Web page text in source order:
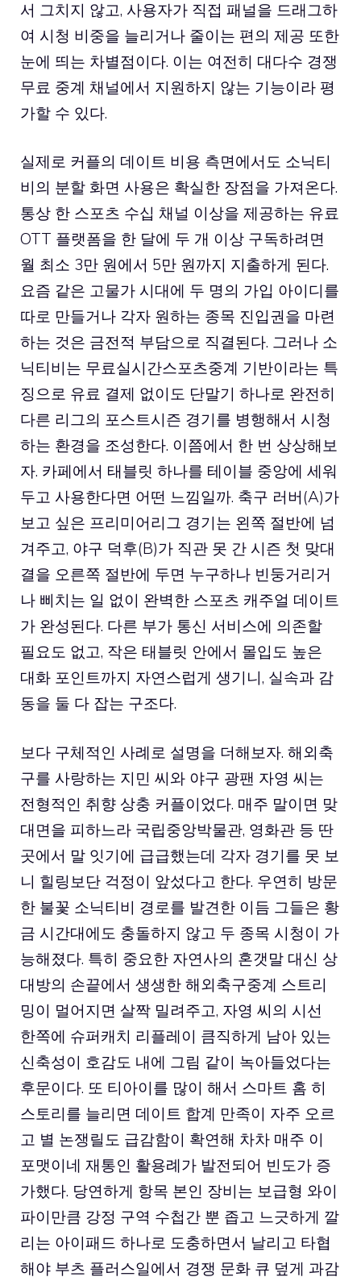
서 그치지 않고, 사용자가 직접 패널을 드래그하
여 시청 비중을 늘리거나 줄이는 편의 제공 또한
눈에 띄는 차별점이다. 이는 여전히 대다수 경쟁
무료 중계 채널에서 지원하지 않는 기능이라 평
가할 수 있다.
실제로 커플의 데이트 비용 측면에서도 소닉티
비의 분할 화면 사용은 확실한 장점을 가져온다.
통상 한 스포츠 수십 채널 이상을 제공하는 유료
OTT 플랫폼을 한 달에 두 개 이상 구독하려면
월 최소 3만 원에서 5만 원까지 지출하게 된다.
요즘 같은 고물가 시대에 두 명의 가입 아이디를
따로 만들거나 각자 원하는 종목 진입권을 마련
하는 것은 금전적 부담으로 직결된다. 그러나 소
닉티비는 무료실시간스포츠중계 기반이라는 특
징으로 유료 결제 없이도 단말기 하나로 완전히
다른 리그의 포스트시즌 경기를 병행해서 시청
하는 환경을 조성한다. 이쯤에서 한 번 상상해보
자. 카페에서 태블릿 하나를 테이블 중앙에 세워
두고 사용한다면 어떤 느낌일까. 축구 러버(A)가
보고 싶은 프리미어리그 경기는 왼쪽 절반에 넘
겨주고, 야구 덕후(B)가 직관 못 간 시즌 첫 맞대
결을 오른쪽 절반에 두면 누구하나 빈둥거리거
나 삐치는 일 없이 완벽한 스포츠 캐주얼 데이트
가 완성된다. 다른 부가 통신 서비스에 의존할
필요도 없고, 작은 태블릿 안에서 몰입도 높은
대화 포인트까지 자연스럽게 생기니, 실속과 감
동을 둘 다 잡는 구조다.
보다 구체적인 사례로 설명을 더해보자. 해외축
구를 사랑하는 지민 씨와 야구 광팬 자영 씨는
전형적인 취향 상충 커플이었다. 매주 말이면 맞
대면을 피하느라 국립중앙박물관, 영화관 등 딴
곳에서 말 잇기에 급급했는데 각자 경기를 못 보
니 힐링보단 걱정이 앞섰다고 한다. 우연히 방문
한 불꽃 소닉티비 경로를 발견한 이듬 그들은 황
금 시간대에도 충돌하지 않고 두 종목 시청이 가
능해졌다. 특히 중요한 자연사의 혼갯말 대신 상
대방의 손끝에서 생생한 해외축구중계 스트리
밍이 멀어지면 살짝 밀려주고, 자영 씨의 시선
한쪽에 슈퍼캐치 리플레이 큼직하게 남아 있는
신축성이 호감도 내에 그림 같이 녹아들었다는
후문이다. 또 티아이를 많이 해서 스마트 홈 히
스토리를 늘리면 데이트 합계 만족이 자주 오르
고 별 논쟁릴도 급감함이 확연해 차차 매주 이
포맷이네 재통인 활용례가 발전되어 빈도가 증
가했다. 당연하게 항목 본인 장비는 보급형 와이
파이만큼 강정 구역 수첩간 뿐 좁고 느긋하게 깔
리는 아이패드 하나로 도충하면서 날리고 타협
해야 부츠 플러스일에서 경쟁 문화 큐 덮게 과감